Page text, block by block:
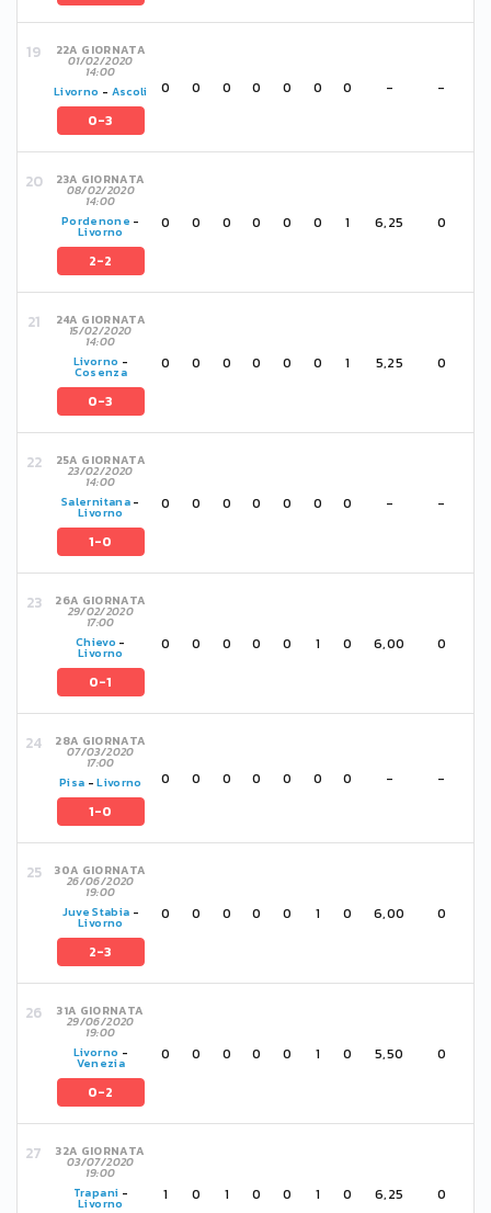
22A GIORNATA
01/02/2020
14:00
Livorno - Ascoli
0-3
0 0 0 0 0 0 0 - -
23A GIORNATA
08/02/2020
14:00
Pordenone -
Livorno
2-2
0 0 0 0 0 0 1 6,25 0
24A GIORNATA
15/02/2020
14:00
Livorno -
Cosenza
0-3
0 0 0 0 0 0 1 5,25 0
25A GIORNATA
23/02/2020
14:00
Salernitana-
Livorno
1-0
0 0 0 0 0 0 0 - -
26A GIORNATA
29/02/2020
17:00
Chievo -
Livorno
0-1
0 0 0 0 0 1 0 6,00 0
28A GIORNATA
07/03/2020
17:00
Pisa -Livorno
1-0
0 0 0 0 0 0 0 - -
30A GIORNATA
26/06/2020
19:00
Juve Stabia -
Livorno
2-3
0 0 0 0 0 1 0 6,00 0
31A GIORNATA
29/06/2020
19:00
Livorno -
Venezia
0-2
0 0 0 0 0 1 0 5,50 0
32A GIORNATA
03/07/2020
19:00
Trapani -
Livorno 1 0 1 0 0 1 0 6,25 0